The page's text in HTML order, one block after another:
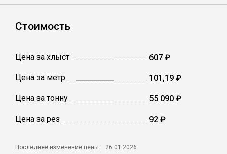
Сетка кладочная
Проволока
Стоимость
Цена за хлыст 607 ₽
Цена за метр 101,19 ₽
Цена за тонну 55 090 ₽
Цена за рез 92 ₽
Последнее изменение цены: 26.01.2026